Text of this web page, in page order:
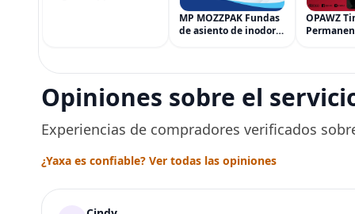
MP MOZZPAK Fundas
de asiento de inodoro
para entrenamiento
OPAWZ
una
Opiniones sobre el
Experiencias de compradores verificados
¿Yaxa es confiable? Ver todas las opiniones